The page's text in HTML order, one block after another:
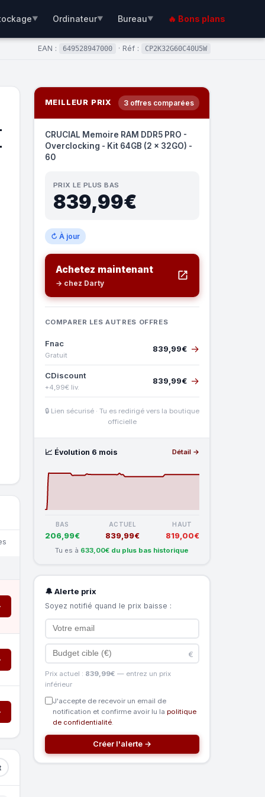
▼ Ordinateur▼ Bureau▼ 🔥 Bons plans
EAN : 649528947000 · Réf : CP2K32G60C40U5W
MEILLEUR PRIX 3 offres comparées
CRUCIAL Memoire RAM DDR5 PRO -
Overclocking - Kit 64GB (2 x 32GO) -
60
PRIX LE PLUS BAS
839,99€
↻ À jour
Achetez maintenant
→ chez Darty
COMPARER LES AUTRES OFFRES
Fnac
Gratuit
839,99€ →
CDiscount
+4,99€ liv.
839,99€ →
🔒 Lien sécurisé · Tu es redirigé vers la boutique
officielle
📈 Évolution 6 mois Détail →
BAS
206,99€
ACTUEL
839,99€
HAUT
819,00€
Tu es à 633,00€ du plus bas historique
🔔 Alerte prix
Soyez notifié quand le prix baisse :
€
Prix actuel : 839,99€ — entrez un prix
inférieur
J'accepte de recevoir un email de
notification et confirme avoir lu la politique
de confidentialité.
Créer l'alerte →